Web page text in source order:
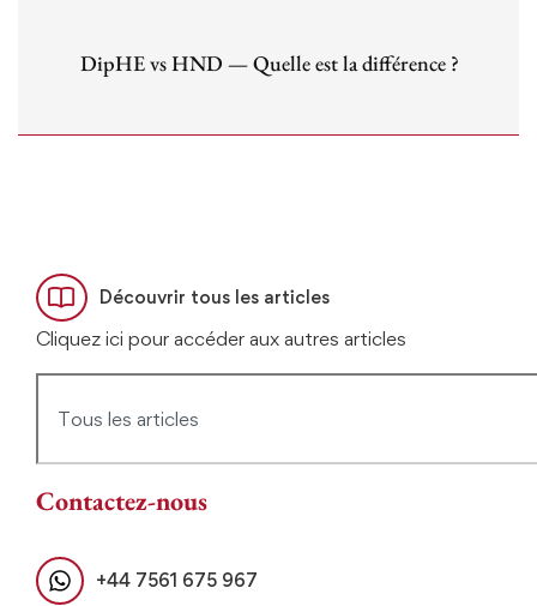
DipHE vs HND — Quelle est la différence ?
Découvrir tous les articles
Cliquez ici pour accéder aux autres articles
Contactez-nous
+44 7561 675 967